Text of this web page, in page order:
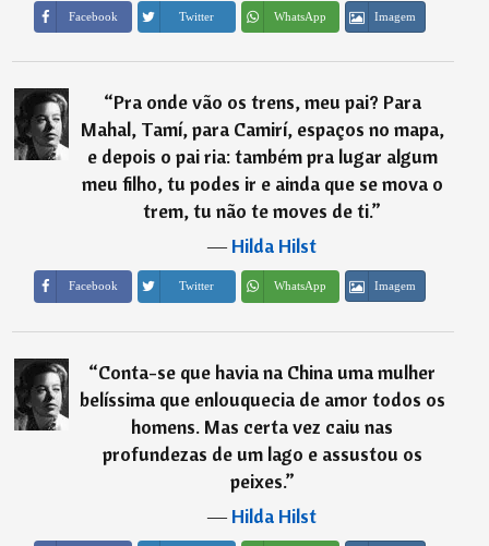
Facebook Twitter WhatsApp Imagem
“Pra onde vão os trens, meu pai? Para
Mahal, Tamí, para Camirí, espaços no mapa,
e depois o pai ria: também pra lugar algum
meu filho, tu podes ir e ainda que se mova o
trem, tu não te moves de ti.”
―Hilda Hilst
Facebook Twitter WhatsApp Imagem
“Conta-se que havia na China uma mulher
belíssima que enlouquecia de amor todos os
homens. Mas certa vez caiu nas
profundezas de um lago e assustou os
peixes.”
―Hilda Hilst